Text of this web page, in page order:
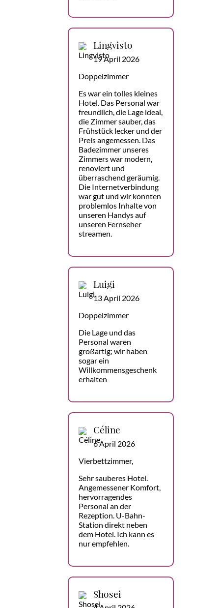
Lingvisto
19 April 2026
Doppelzimmer
Es war ein tolles kleines
Hotel. Das Personal war
freundlich, die Lage ideal,
die Zimmer sauber, das
Frühstück lecker und der
Preis angemessen. Das
Badezimmer unseres
Zimmers war modern,
renoviert und
überraschend geräumig.
Die Internetverbindung
war gut und wir konnten
problemlos Inhalte von
unseren Handys auf
unseren Fernseher
streamen.
Luigi
13 April 2026
Doppelzimmer
Die Lage und das
Personal waren
großartig; wir haben
sogar ein
Willkommensgeschenk
erhalten
Céline
6 April 2026
Vierbettzimmer,
Sehr sauberes Hotel.
Angemessener Komfort,
hervorragendes
Personal an der
Rezeption. U-Bahn-
Station direkt neben
dem Hotel. Ich kann es
nur empfehlen.
Shosei